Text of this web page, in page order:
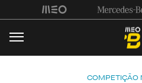
COMPETIÇÃO